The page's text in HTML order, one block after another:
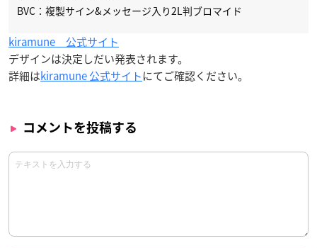
BVC：複製サイン&メッセージ入り2L判ブロマイド
kiramune 公式サイト
デザインは決定しだい発表されます。
詳細はkiramune 公式サイトにてご確認ください。
コメントを投稿する